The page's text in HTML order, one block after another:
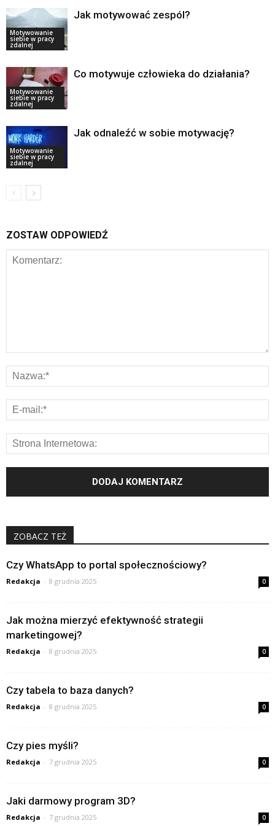
Motywowanie
siebie w pracy
zdalnej
Jak motywować zespól?
Motywowanie
siebie w pracy
zdalnej
Co motywuje człowieka do działania?
Motywowanie
siebie w pracy
zdalnej
Jak odnaleźć w sobie motywację?
ZOSTAW ODPOWIEDŹ
ZOBACZ TEŻ
Czy WhatsApp to portal społecznościowy?
Redakcja - 8 grudnia 2025 0
Jak można mierzyć efektywność strategii
marketingowej?
Redakcja - 8 grudnia 2025 0
Czy tabela to baza danych?
Redakcja - 8 grudnia 2025 0
Czy pies myśli?
Redakcja - 7 grudnia 2025 0
Jaki darmowy program 3D?
Redakcja - 7 grudnia 2025 0